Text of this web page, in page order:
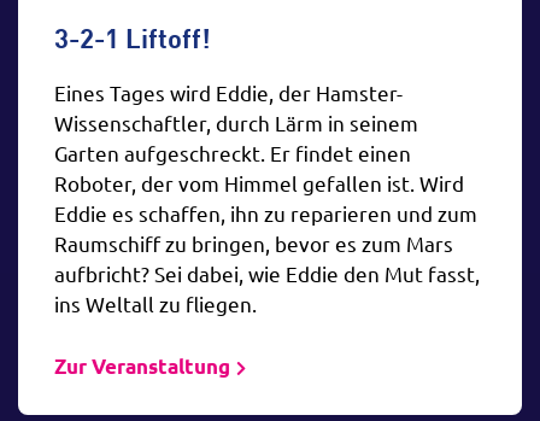
3-2-1 Liftoff!
Eines Tages wird Eddie, der Hamster-
Wissenschaftler, durch Lärm in seinem
Garten aufgeschreckt. Er findet einen
Roboter, der vom Himmel gefallen ist. Wird
Eddie es schaffen, ihn zu reparieren und zum
Raumschiff zu bringen, bevor es zum Mars
aufbricht? Sei dabei, wie Eddie den Mut fasst,
ins Weltall zu fliegen.
Zur Veranstaltung